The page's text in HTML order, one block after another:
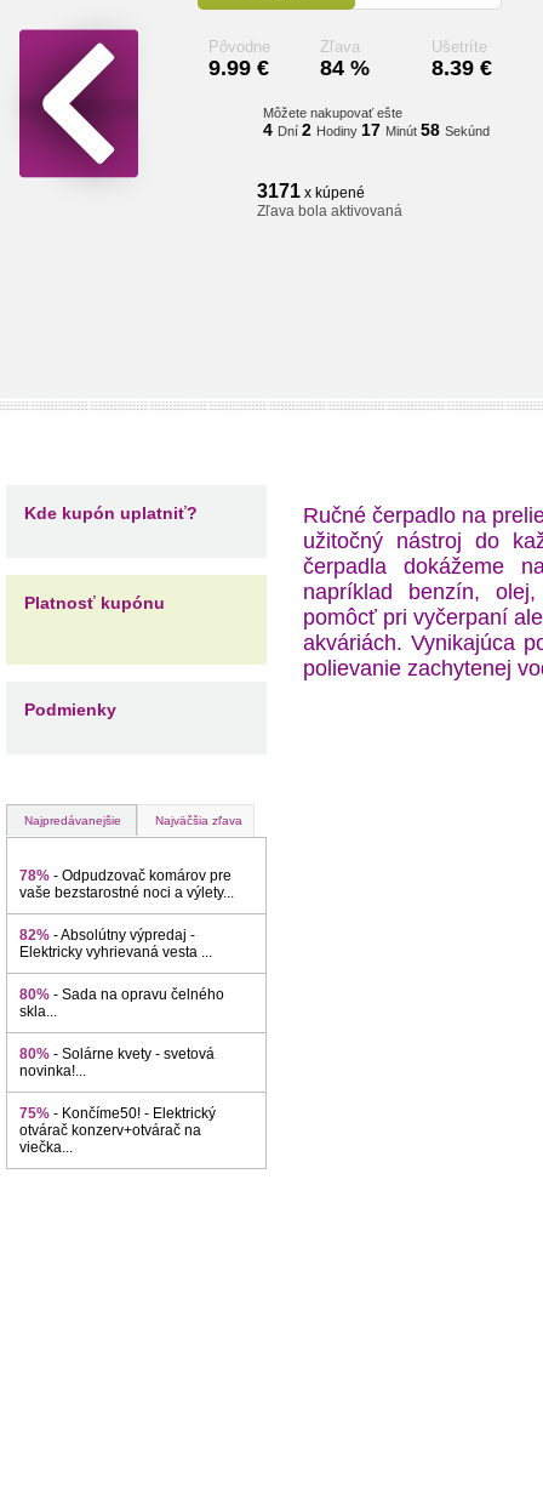
Pôvodne
9.99 €
Zľava
84 %
Ušetríte
8.39 €
Môžete nakupovať ešte
4 Dní2 Hodiny 17 Minút57Sekúnd
3171 x kúpené
Zľava bola aktivovaná
Kde kupón uplatniť?
Platnosť kupónu
Podmienky
Najpredávanejšie Najväčšia zľava
78% - Odpudzovač komárov pre
vaše bezstarostné noci a výlety...
82% - Absolútny výpredaj -
Elektricky vyhrievaná vesta ...
80% - Sada na opravu čelného
skla...
80% - Solárne kvety - svetová
novinka!...
75% - Končíme50! - Elektrický
otvárač konzerv+otvárač na
viečka...
Ručné čerpadlo na
užitočný nástroj do
čerpadla dokážeme
napríklad benzín,
pomôcť pri vyčerpaní
akváriách. Vynikajúca
polievanie zachytenej